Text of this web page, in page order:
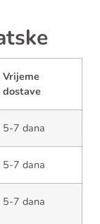
Vrijeme
dostave
5-7 dana
5-7 dana
5-7 dana